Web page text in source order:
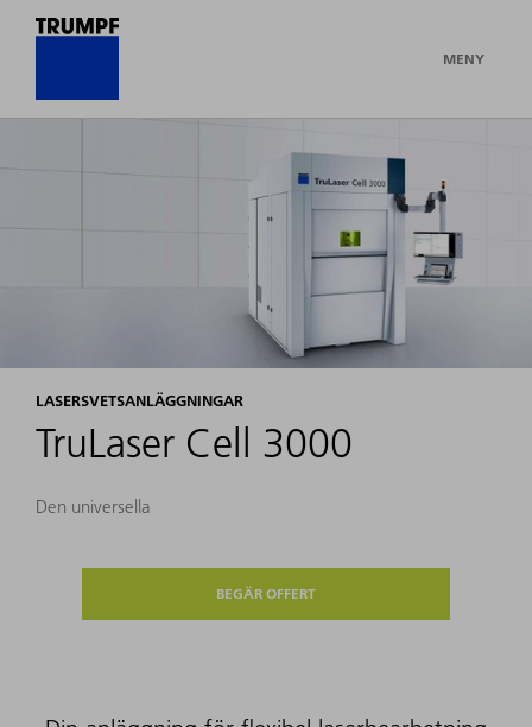
MENY
LASERSVETSANLÄGGNINGAR
TruLaser Cell 3000
Den universella
BEGÄR OFFERT